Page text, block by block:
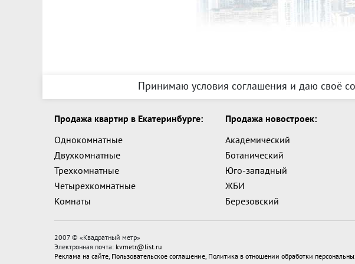
Принимаю условия соглашения и даю своё
Продажа квартир в Екатеринбурге:
Однокомнатные
Двухкомнатные
Трехкомнатные
Четырехкомнатные
Комнаты
Продажа новостроек:
Академический
Ботанический
Юго-западный
ЖБИ
Березовский
2007 © «Квадратный метр»
Электронная почта: kvmetr@list.ru
Реклама на сайте, Пользовательское соглашение, Политика в отношении обработки